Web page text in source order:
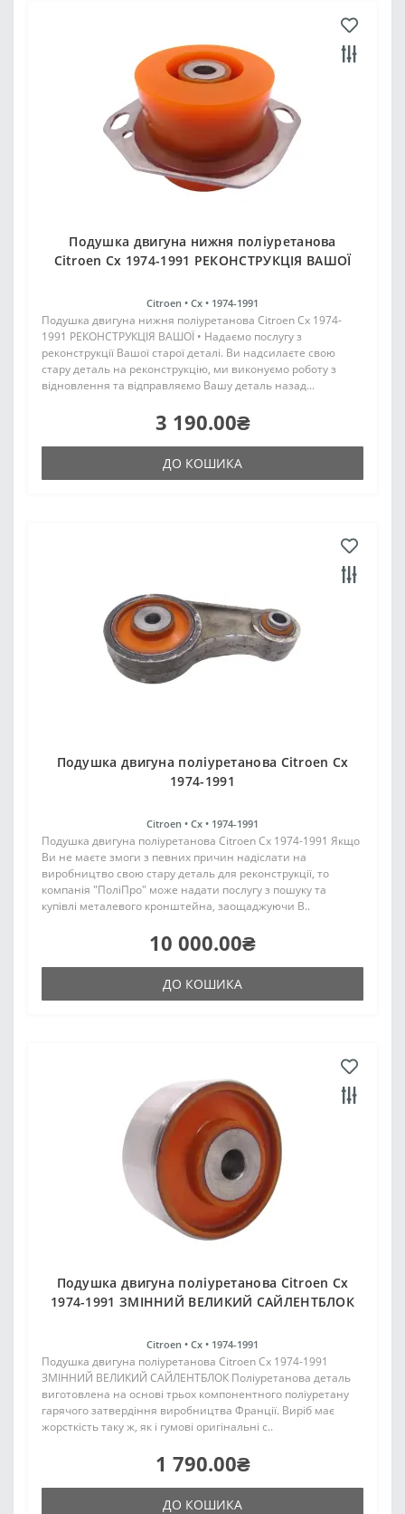
Подушка двигуна нижня поліуретанова
Citroen Cx 1974-1991 РЕКОНСТРУКЦІЯ ВАШОЇ
Citroen • Cx • 1974-1991
Подушка двигуна нижня поліуретанова Citroen Cx 1974-
1991 РЕКОНСТРУКЦІЯ ВАШОЇ • Надаємо послугу з
реконструкції Вашої старої деталі. Ви надсилаєте свою
стару деталь на реконструкцію, ми виконуємо роботу з
відновлення та відправляємо Вашу деталь назад...
3 190.00₴
ДО КОШИКА
Подушка двигуна поліуретанова Citroen Cx
1974-1991
Citroen • Cx • 1974-1991
Подушка двигуна поліуретанова Citroen Cx 1974-1991 Якщо
Ви не маєте змоги з певних причин надіслати на
виробництво свою стару деталь для реконструкції, то
компанія "ПоліПро" може надати послугу з пошуку та
купівлі металевого кронштейна, заощаджуючи В..
10 000.00₴
ДО КОШИКА
Подушка двигуна поліуретанова Citroen Cx
1974-1991 ЗМІННИЙ ВЕЛИКИЙ САЙЛЕНТБЛОК
Citroen • Cx • 1974-1991
Подушка двигуна поліуретанова Citroen Cx 1974-1991
ЗМІННИЙ ВЕЛИКИЙ САЙЛЕНТБЛОК Поліуретанова деталь
виготовлена на основі трьох компонентного поліуретану
гарячого затвердіння виробництва Франції. Виріб має
жорсткість таку ж, як і гумові оригінальні с..
1 790.00₴
ДО КОШИКА